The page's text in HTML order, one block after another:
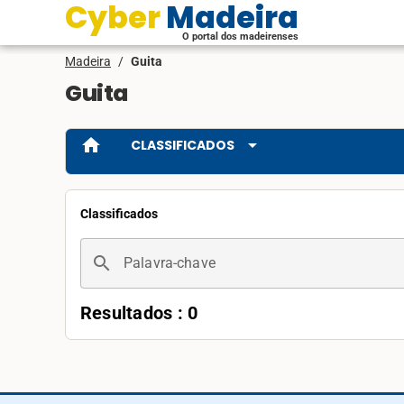
Cyber Madeira
O portal dos madeirenses
Madeira / Guita
Guita
home CLASSIFICADOS arrow_drop_down
Classificados
search Palavra-chave
Resultados : 0